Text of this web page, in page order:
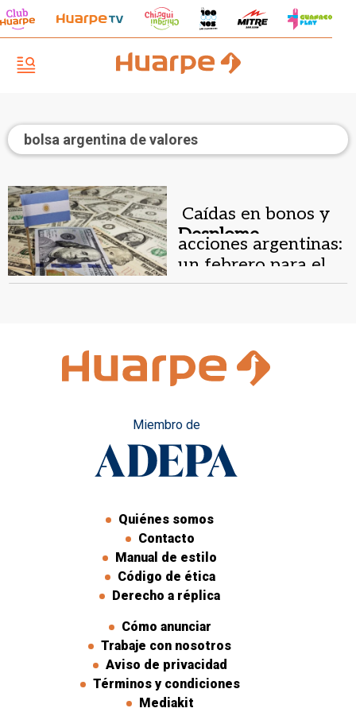
bolsa argentina de valores
Desplome
financiero.
Caídas en bonos y
acciones argentinas:
un febrero para el
olvido
Miembro de
Quiénes somos
Contacto
Manual de estilo
Código de ética
Derecho a réplica
Cómo anunciar
Trabaje con nosotros
Aviso de privacidad
Términos y condiciones
Mediakit